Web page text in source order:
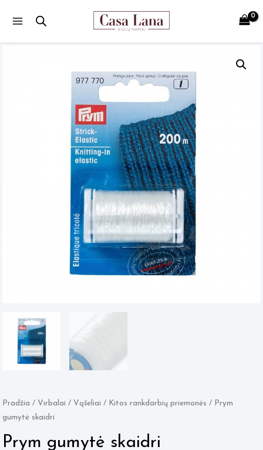
Pradžia / Virbalai / Vąšeliai / Kitos rankdarbių priemonės / Prym
gumytė skaidri
Prym gumytė skaidri